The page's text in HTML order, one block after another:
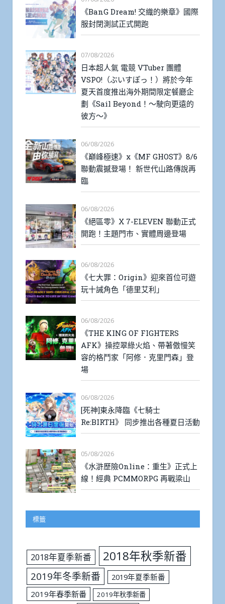
《BanG Dream! 交織的樂章》國際
服封閉測試正式開跑
07/08/2026
日本超人氣 電競 VTuber 團體
VSPO!（ぶいすぽっ！）將於今年
夏天首度推出海外期間限定餐廳企
劃《Sail Beyond！～駛向更遠的
彼方～》
06/08/2026
《巔峰極速》x《MF GHOST》8/6
聯動震撼登場！ 新世代山路傳說再
臨
06/08/2026
《絕區零》X 7-ELEVEN 聯動正式
開跑！主題門市、實體周邊登場
06/08/2026
《七大罪：Origin》迎來首位可遊
玩十誡角色「德里艾利」
06/08/2026
《THE KING OF FIGHTERS
AFK》操控翠綠火焰、帶著傲慢笑
容的格鬥家「阿修．克里門森」登
場
06/08/2026
[死神]東永降臨《七騎士
Re:BIRTH》 同步推出各種夏日活動
05/08/2026
《水滸歷險Online：重生》正式上
線！經典 PCMMORPG 再戰梁山
標籤
2018年夏季新番 2018年秋季新番
2019年冬季新番
2019年夏季新番
2019年春季新番
2019年秋季新番